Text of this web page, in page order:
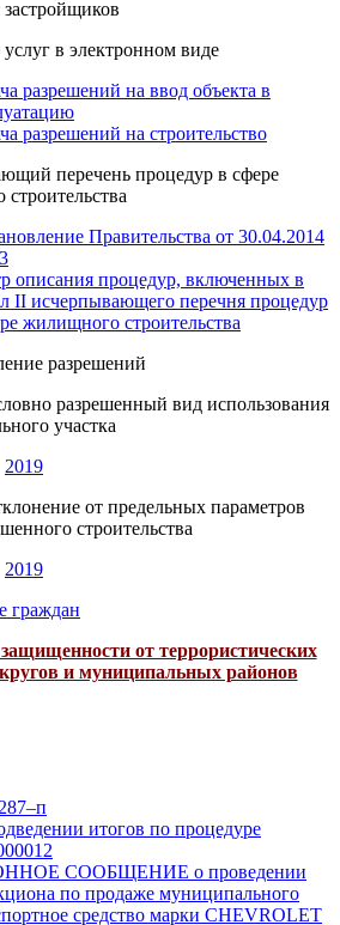
в электронном виде
разрешений на ввод объекта в
разрешений на строительство
перечень процедур в сфере
Правительства от 30.04.2014
описания процедур, включенных в
II исчерпывающего перечня процедур
жилищного строительства
разрешений
разрешенный вид использования
участка
2019
от предельных параметров
строительства
2019
граждан
от террористических
и муниципальных районов
итогов по процедуре
СООБЩЕНИЕ о проведении
по продаже муниципального
средство марки CHEVROLET